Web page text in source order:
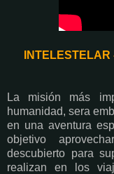
La misión más
humanidad, sera
en una aventura
objetivo
descubierto para
realizan en los